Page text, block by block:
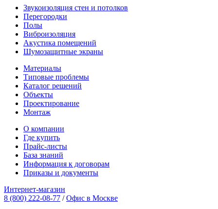
Звукоизоляция стен и потолков
Перегородки
Полы
Виброизоляция
Акустика помещений
Шумозащитные экраны
Материалы
Типовые проблемы
Каталог решений
Объекты
Проектирование
Монтаж
О компании
Где купить
Прайс-листы
База знаний
Информация к договорам
Приказы и документы
Интернет-магазин
8 (800) 222-08-77 / Офис в Москве